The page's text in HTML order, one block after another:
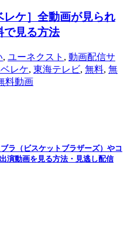
レケ］全動画が見られ
で見る方法
, ユーネクスト , 動画配信サ
レケ, 東海テレビ, 無料, 無
料動画
ラ（ビスケットブラザーズ）やコ
演動画を見る方法・見逃し配信